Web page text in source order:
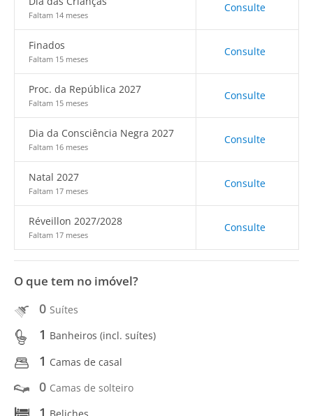
Faltam 14 meses
Consulte
Finados
Faltam 15 meses
Consulte
Proc. da República 2027
Faltam 15 meses
Consulte
Dia da Consciência Negra 2027
Faltam 16 meses
Consulte
Natal 2027
Faltam 17 meses
Consulte
Réveillon 2027/2028
Faltam 17 meses
Consulte
O que tem no imóvel?
0 Suítes
1 Banheiros (incl. suítes)
1 Camas de casal
0 Camas de solteiro
1